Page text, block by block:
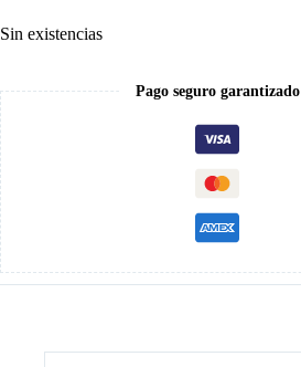
Sin existencias
Pago seguro garantizado